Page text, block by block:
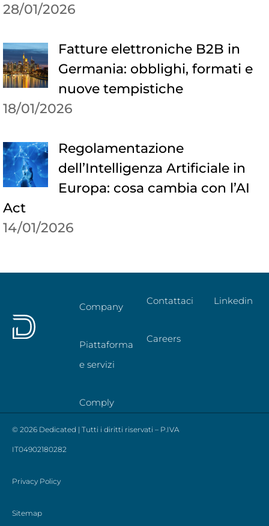
28/01/2026
Fatture elettroniche B2B in
Germania: obblighi, formati e
nuove tempistiche
18/01/2026
Regolamentazione
dell’Intelligenza Artificiale in
Europa: cosa cambia con l’AI
Act
14/01/2026
Company
Piattaforma
e servizi
Comply
Contattaci
Careers
Linkedin
© 2026 Dedicated | Tutti i diritti riservati – P.IVA
IT04902180282
Privacy Policy
Sitemap